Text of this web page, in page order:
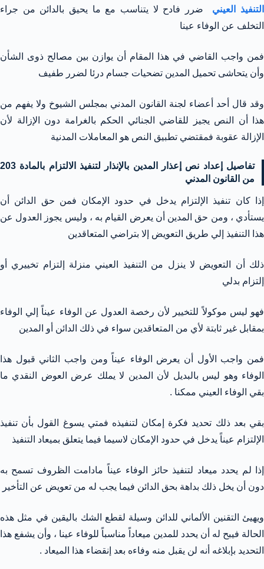
التنفيذ العيني ضرر فادح لا يتناسب مع ما يحيق بالدائن من جراء
التخلف عن الوفاء عينا
فمن واجب القاضي في هذا المقام أن يوازن بين مصالح ذوى الشأن
وأن يتحاشى تحميل المدين تضحيات جسام درئا لضرر طفيف
وقد قال أحد أعضاء لجنة القانون المدني بمجلس الشيوخ ولا يفهم من
هذا أن النص يجيز للقاضي الجنائي الحكم بالغرامة دون الإزالة لأن
الإزالة عقوبة فمقتضي تطبيق النص هو المعاملات المدنية
تفاصيل إعداد نص إعذار المدين بالإنذار لتنفيذ الالتزام بالمادة 203
من القانون المدني
إذا كان تنفيذ الإلتزام يدخل في حدود الإمكان فمن حق الدائن أن
يستأدي ، ومن حق المدين أن يعرض القيام به ، وليس يجوز العدول عن
هذا التنفيذ إلي طريق التعويض إلا بتراضي المتعاقدين
ذلك أن التعويض لا ينزل من التنفيذ العيني منزلة إلتزام تخييري أو
إلتزام بدلي
فهو ليس موكولاً للتخيير لأن رخصة العدول عن الوفاء عيناً إلي الوفاء
بمقابل غير ثابتة لأي من المتعاقدين سواء في ذلك الدائن أو المدين
فمن واجب الأول أن يعرض الوفاء عيناً ومن واجب الثاني قبول هذا
الوفاء وهو ليس بالبديل لأن المدين لا يملك عرض العوض النقدي ما
بقي الوفاء العيني ممكنا .
بقي بعد ذلك تحديد فكرة إمكان لتنفيذه فمتي يسوغ القول بأن تنفيذ
الإلتزام عيناً يدخل في حدود الإمكان لاسيما فيما يتعلق بميعاد التنفيذ
إذا لم يحدد ميعاد لتنفيذ حائز الوفاء عيناً مادامت الظروف تسمح به
دون أن يخل ذلك بداهة بحق الدائن فيما يجب له من تعويض عن التأخير
ويهيئ التقنين الألماني للدائن وسيلة لقطع الشك باليقين في مثل هذه
الحالة فيبح له أن يحدد للمدين ميعاداً مناسباً للوفاء عينا ، وأن يشفع هذا
التحديد بإبلاغه أنه لن يقبل منه وفاءه بعد إنقضاء هذا الميعاد .